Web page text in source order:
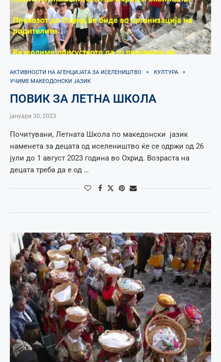
АКТИВНОСТИ НА АГЕНЦИЈАТА ЗА ИСЕЛЕНИШТВО
КУЛТУРА
УЧИМЕ МАКЕОДОНСКИ ЈАЗИК
ПОВИК ЗА ЛЕТНА ШКОЛА
јануари 30, 2023
Почитувани, Летната Школа по македонски јазик
наменета за децата од иселеништво ќе се одржи од 26
јули до 1 август 2023 година во Охрид. Возраста на
децата треба да е од …